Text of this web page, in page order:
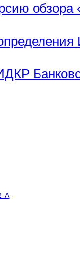
обзора
А